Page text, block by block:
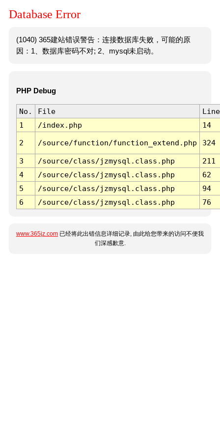
Database Error
(1040) 365建站错误警告：连接数据库失败，可能的原
因：1、数据库密码不对; 2、mysql未启动。
PHP Debug
No. File
Line
1
/index.php 14
2 /source/function/function_extend.php 324
3 /source/class/jzmysql.class.php
211
4
/source/class/jzmysql.class.php
62
5
/source/class/jzmysql.class.php
94
6
/source/class/jzmysql.class.php 76
www.365jz.com 已经将此出错信息详细记录, 由此给您带来的访问不便我
们深感歉意.